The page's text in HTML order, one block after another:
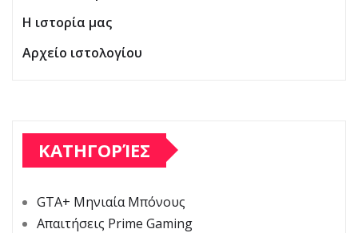
Η ιστορία μας
Αρχείο ιστολογίου
ΚΑΤΗΓΟΡΊΕΣ
GTA+ Μηνιαία Μπόνους
Απαιτήσεις Prime Gaming